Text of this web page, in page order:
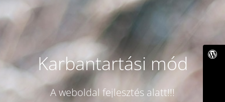
Karbantartási mód
A weboldal fejlesztés alatt!!!